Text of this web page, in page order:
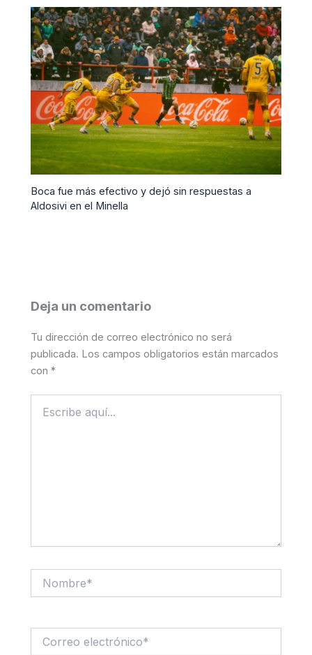
Boca fue más efectivo y dejó sin respuestas a
Aldosivi en el Minella
Deja un comentario
Tu dirección de correo electrónico no será
publicada. Los campos obligatorios están marcados
con*
aquí...
electrónico*